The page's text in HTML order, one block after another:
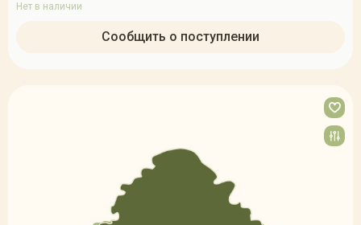
Нет в наличии
Сообщить о поступлении